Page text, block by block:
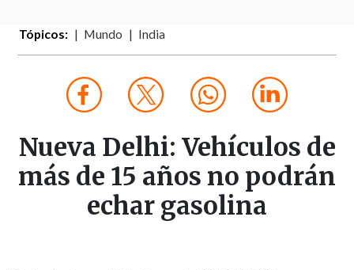
Tópicos: Mundo India
Nueva Delhi: Vehículos de
más de 15 años no podrán
echar gasolina